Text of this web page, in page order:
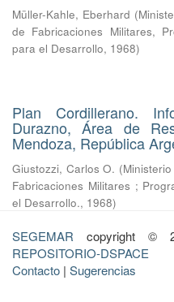
Müller-Kahle, Eberhard (
de Fabricaciones Militares,
para el Desarrollo, 1968)
Plan Cordillerano.
Durazno, Área de
Mendoza, República
Giustozzi, Carlos O. (
Fabricaciones Militares ;
el Desarrollo., 1968)
SEGEMAR copyright ©
REPOSITORIO-DSPACE
Contacto | Sugerencias